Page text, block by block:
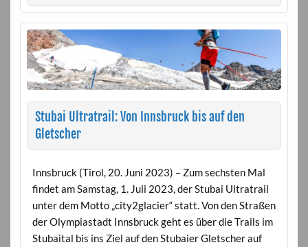
Stubai Ultratrail: Von Innsbruck bis auf den
Gletscher
Innsbruck (Tirol, 20. Juni 2023) – Zum sechsten Mal
findet am Samstag, 1. Juli 2023, der Stubai Ultratrail
unter dem Motto „city2glacier“ statt. Von den Straßen
der Olympiastadt Innsbruck geht es über die Trails im
Stubaital bis ins Ziel auf den Stubaier Gletscher auf